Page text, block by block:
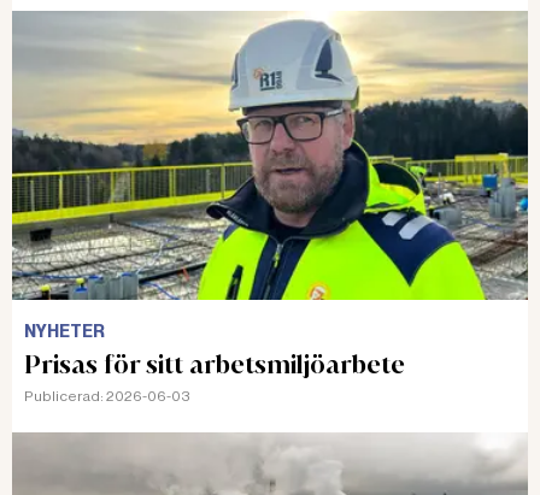
NYHETER
Prisas för sitt arbetsmiljöarbete
Publicerad: 2026-06-03